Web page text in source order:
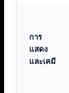
การ
แสดง
และเคมี